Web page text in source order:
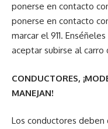
ponerse en contacto
ponerse en contacto
marcar el 911.
aceptar subirse al carro
CONDUCTORES,
MANEJAN!
Los conductores deben